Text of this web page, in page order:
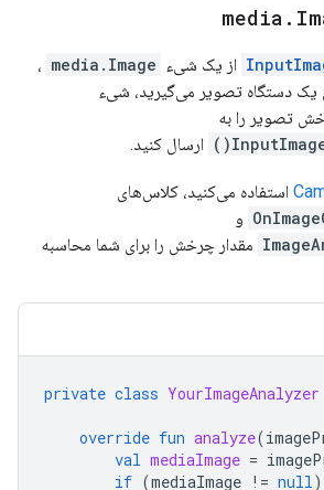
media .
از یک شیء media.Image ،
یک دستگاه تصویر می‌گیرید، شیء
تصویر را به
ارسال کنید.
استفاده می‌کنید، کلاس‌های
و
مقدار چرخش را برای شما محاسبه
private class YourImageAnalyzer
override fun analyze(
val mediaImage =
if (mediaImage != null)